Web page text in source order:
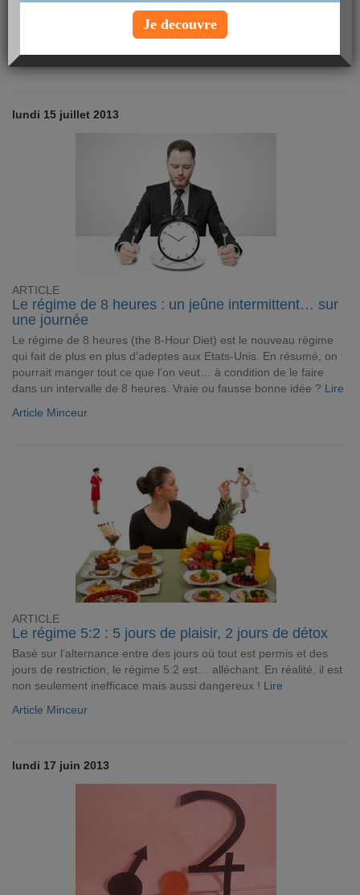
Atherosclerosis Society (EAS) organisé à Lyon en juin dernier.
Lire
Article Forme & Santé
lundi 15 juillet 2013
ARTICLE
Le régime de 8 heures : un jeûne intermittent… sur
une journée
Le régime de 8 heures (the 8-Hour Diet) est le nouveau régime
qui fait de plus en plus d’adeptes aux Etats-Unis. En résumé, on
pourrait manger tout ce que l’on veut… à condition de le faire
dans un intervalle de 8 heures. Vraie ou fausse bonne idée ? Lire
Article Minceur
ARTICLE
Le régime 5:2 : 5 jours de plaisir, 2 jours de détox
Basé sur l’alternance entre des jours où tout est permis et des
jours de restriction, le régime 5:2 est… alléchant. En réalité, il est
non seulement inefficace mais aussi dangereux ! Lire
Article Minceur
lundi 17 juin 2013
Je decouvre